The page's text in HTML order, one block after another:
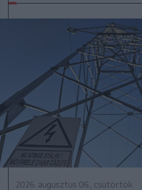
2026. augusztus 06., csütörtök